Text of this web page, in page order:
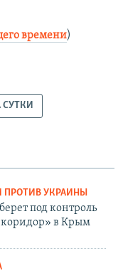
времени)
СУТКИ
ПРОТИВ УКРАИНЫ
под контроль
в Крым